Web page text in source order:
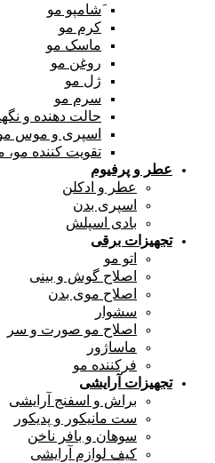
َشامپو مو
کرم مو
ماسک مو
روغن مو
ژل مو
سرم مو
حالت دهنده و
اسپری و موس
تقویت کننده مو،
عطر و پرفیوم
عطر و ادکلن
اسپری بدن
بادی اسپلش
تجهیزات برقی
اتو مو
اصلاح گوش و بینی
اصلاح موی بدن
سشوار
اصلاح مو صورت و سر
ماساژور
فرکننده مو
تجهیزات آرایشی
براش و اسفنج آرایشی
ست مانیکور و پدیکور
سوهان و بافر ناخن
کیف لوازم آرایشی